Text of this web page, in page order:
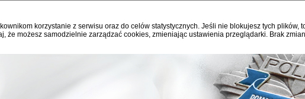
korzystanie z serwisu oraz do celów statystycznych. Jeśli nie blokujesz tych plików,
że możesz samodzielnie zarządzać cookies, zmieniając ustawienia przeglądarki. Brak